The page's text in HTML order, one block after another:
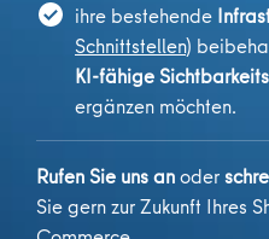
ihre bestehende
Schnittstellen)
KI-fähige
ergänzen möchten.
Rufen Sie uns anoder
Sie gern zur Zukunft Ihres